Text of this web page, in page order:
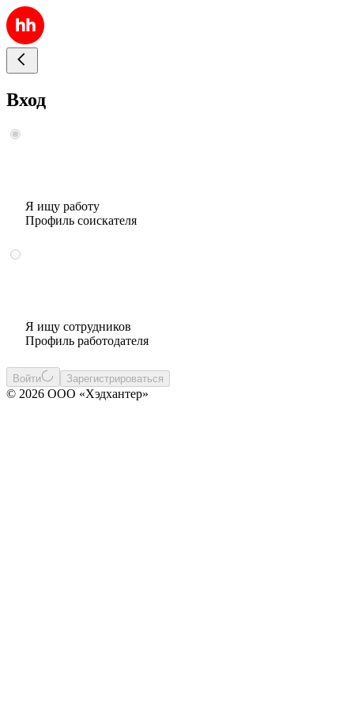
Вход
Я ищу работу
Профиль соискателя
Я ищу сотрудников
Профиль работодателя
Войти Зарегистрироваться
© 2026 ООО «Хэдхантер»